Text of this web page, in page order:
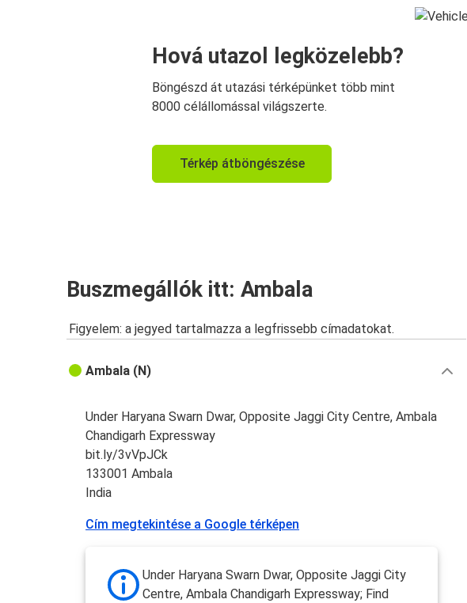
Hová utazol legközelebb?
Böngészd át utazási térképünket több mint
8000 célállomással világszerte.
Térkép átböngészése
Buszmegállók itt: Ambala
Figyelem: a jegyed tartalmazza a legfrissebb címadatokat.
Ambala (N)
Under Haryana Swarn Dwar, Opposite Jaggi City Centre, Ambala
Chandigarh Expressway
bit.ly/3vVpJCk
133001 Ambala
India
Cím megtekintése a Google térképen
Under Haryana Swarn Dwar, Opposite Jaggi City
Centre, Ambala Chandigarh Expressway; Find